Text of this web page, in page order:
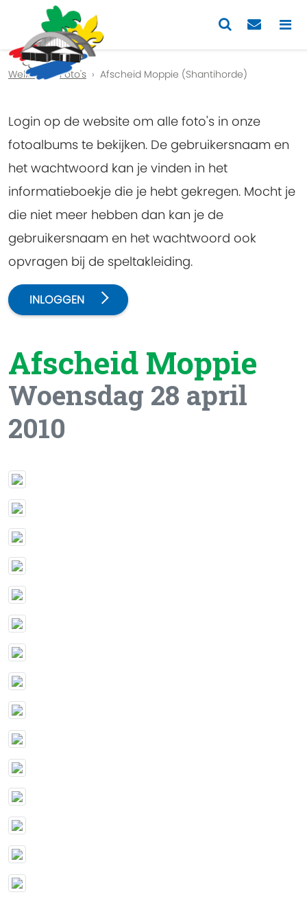
Previous
Welkom Foto's Afscheid Moppie (Shantihorde)
Login op de website om alle foto's in onze
fotoalbums te bekijken. De gebruikersnaam en
het wachtwoord kan je vinden in het
informatieboekje die je hebt gekregen. Mocht je
die niet meer hebben dan kan je de
gebruikersnaam en het wachtwoord ook
opvragen bij de speltakleiding.
INLOGGEN
Afscheid Moppie
Woensdag 28 april
2010